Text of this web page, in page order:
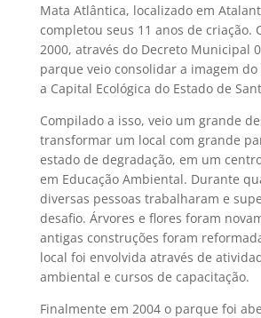
Mata Atlântica, localizado em
completou seus 11 anos de criação.
2000, através do Decreto Municipal
parque veio consolidar a imagem
a Capital Ecológica do Estado de
Compilado a isso, veio um grande
transformar um local com grande
estado de degradação, em um
em Educação Ambiental. Durante
diversas pessoas trabalharam e
desafio. Árvores e flores foram
antigas construções foram
local foi envolvida através de
ambiental e cursos de capacitação.
Finalmente em 2004 o parque foi